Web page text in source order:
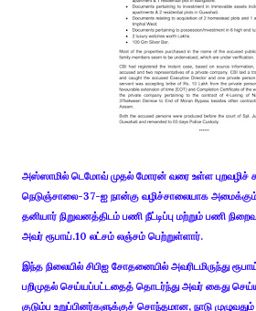
அஸ்ஸாமில் டெமோவ் முதல் மோரன் வரை உள்ள புறவழிச்
நெடுஞ்சாலை-37-ஐ நான்கு வழிச்சாலையாக
தனியார் நிறுவனத்திடம் பணி நீட்டிப்பு மற்றும் பணி
அவர் ரூபாய்.10 லட்சம் லஞ்சம் பெற்றுள்ளார்.
இந்த நிலையில் சிபிஐ சோதனையில் அவரிடமிருந்து
பறிமுதல் செய்யப்பட்டதைத் தொடர்ந்து அவர் கைது
குடும்ப உறுப்பினர்களுக்குச் சொந்தமான, நாடு